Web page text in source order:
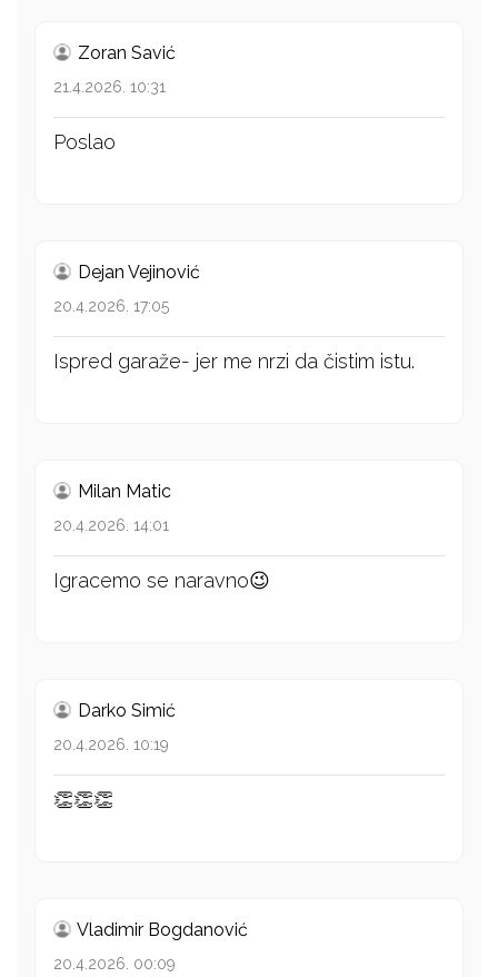
Zoran Savić
21.4.2026. 10:31
Poslao
Dejan Vejinović
20.4.2026. 17:05
Ispred garaže- jer me nrzi da čistim istu.
Milan Matic
20.4.2026. 14:01
Igracemo se naravno😉
Darko Simić
20.4.2026. 10:19
👏👏👏
Vladimir Bogdanović
20.4.2026. 00:09